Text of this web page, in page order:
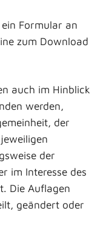
Formular an
zum Download
auch im Hinblick
werden,
der
der
im Interesse des
Die Auflagen
geändert oder